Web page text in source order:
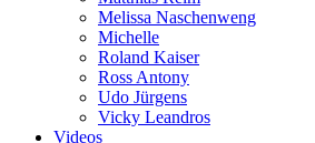
Melissa Naschenweng
Michelle
Roland Kaiser
Ross Antony
Udo Jürgens
Vicky Leandros
Videos